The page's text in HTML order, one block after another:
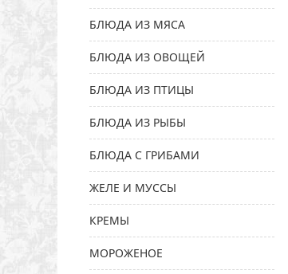
БЛЮДА ИЗ МЯСА
БЛЮДА ИЗ ОВОЩЕЙ
БЛЮДА ИЗ ПТИЦЫ
БЛЮДА ИЗ РЫБЫ
БЛЮДА С ГРИБАМИ
ЖЕЛЕ И МУССЫ
КРЕМЫ
МОРОЖЕНОЕ